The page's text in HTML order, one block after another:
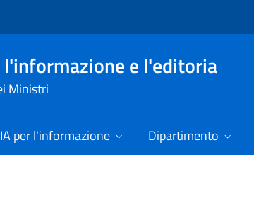
e l'editoria
Ministri
per l'informazione Dipartimento